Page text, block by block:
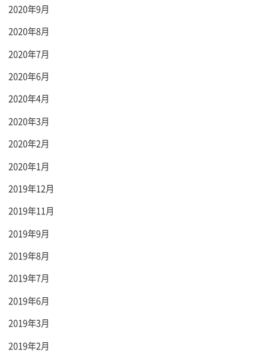
2020年9月
2020年8月
2020年7月
2020年6月
2020年4月
2020年3月
2020年2月
2020年1月
2019年12月
2019年11月
2019年9月
2019年8月
2019年7月
2019年6月
2019年3月
2019年2月